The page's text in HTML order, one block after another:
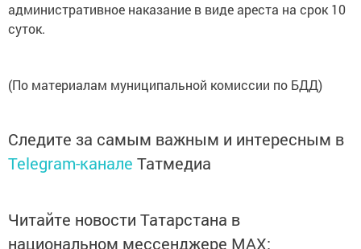
административное наказание в виде ареста на срок 10
суток.
(По материалам муниципальной комиссии по БДД)
Следите за самым важным и интересным в
Telegram-канале Татмедиа
Читайте новости Татарстана в
национальном мессенджере MАХ: